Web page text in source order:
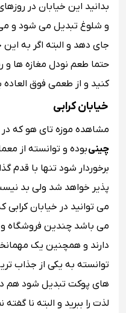
بدانید این خیابان در
و شلوغ تبدیل می شود و می
جای دهد و البته اگر به این
حتما طعم نودل مغازه ها و
کنید و از طعمی فوق العاده
خیابان کرابی
مشاهده موزه تای هو که
چینیبوده و توانسته از
برخوردار شود تنها با قدم
پذیر خواهد شد ولی بد
می توانید در خیابان
می باشد چندین فروشگاه و
دارند و همچنین یک
توانسته به یکی از جذاب
های پوکت تبدیل شود هم
لذت را ببرید و البته نا